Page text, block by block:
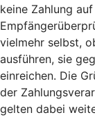
keine Zahlung
vielmehr selbst,
ausführen, sie
einreichen. Die
der
gelten dabei